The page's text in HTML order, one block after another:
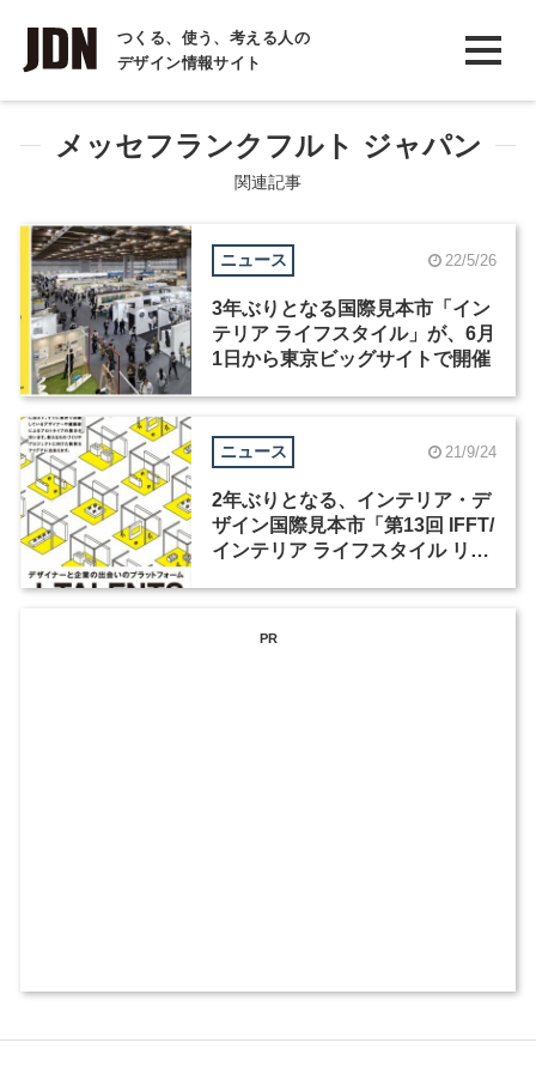
つくる、使う、考える人の
デザイン情報サイト
INTERVIEW
インタビュー
REPORT
COLUMN
コラム
メッセフランクフルト ジャパン
関連記事
ニュース 22/5/26
3年ぶりとなる国際見本市「イン
テリア ライフスタイル」が、6月
1日から東京ビッグサイトで開催
ニュース 21/9/24
2年ぶりとなる、インテリア・デ
ザイン国際見本市「第13回 IFFT/
インテリア ライフスタイル リビ
PR